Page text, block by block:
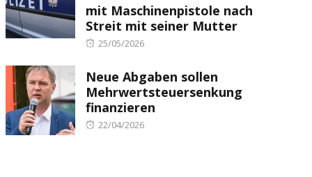
mit Maschinenpistole nach
Streit mit seiner Mutter
Posted
25/05/2026
Neue Abgaben sollen
Mehrwertsteuersenkung
finanzieren
Posted
22/04/2026